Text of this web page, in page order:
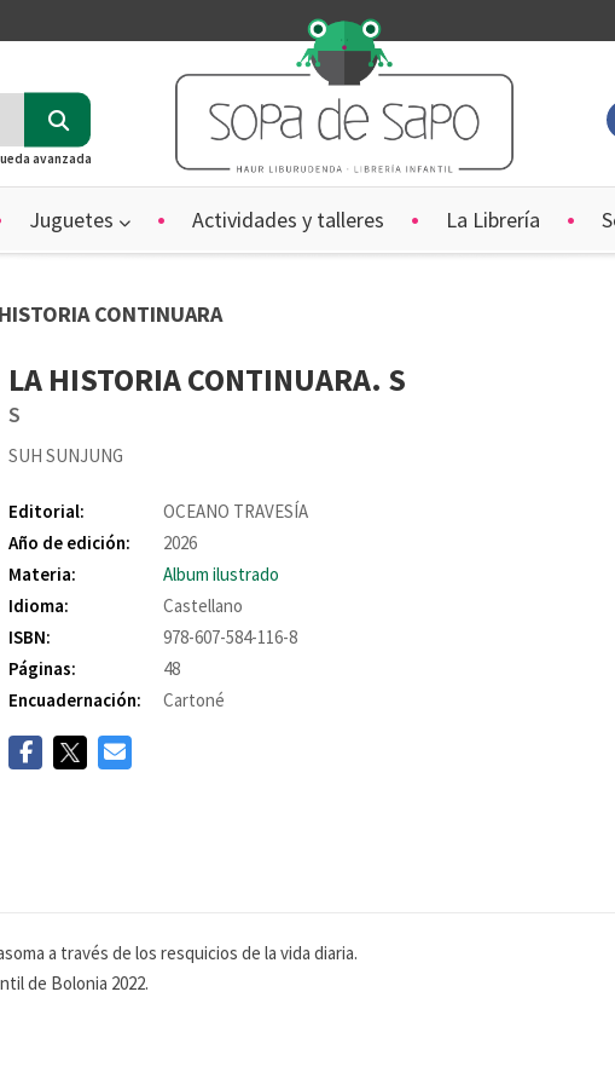
avanzada
Juguetes Actividades y talleres La Librería
CONTINUARA
LA HISTORIA CONTINUARA. S
S
SUH SUNJUNG
Editorial:
OCEANO TRAVESÍA
Año de edición:
2026
Materia:
Album ilustrado
Idioma:
Castellano
ISBN:
978-607-584-116-8
Páginas:
48
Encuadernación:
Cartoné
a través de los resquicios de la vida diaria.
de Bolonia 2022.